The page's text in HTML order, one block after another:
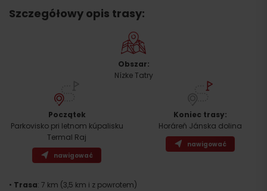
Szczegółowy opis trasy:
Obszar:
Nízke Tatry
Początek
Parkovisko pri letnom kúpalisku
Termal Raj
nawigować
Koniec trasy:
Horáreň Jánska dolina
nawigować
• Trasa: 7 km (3,5 km i z powrotem)